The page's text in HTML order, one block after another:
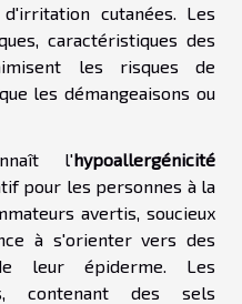
cutanées. Les
caractéristiques des
les risques de
les démangeaisons ou
l'hypoallergénicité
pour les personnes à la
avertis, soucieux
à s'orienter vers des
leur épiderme. Les
contenant des sels